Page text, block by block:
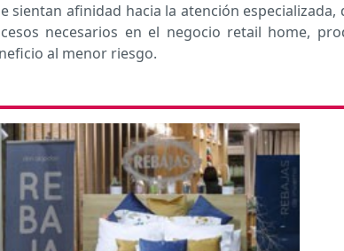
sientan afinidad hacia la atención
necesarios en el negocio retail home,
al menor riesgo.